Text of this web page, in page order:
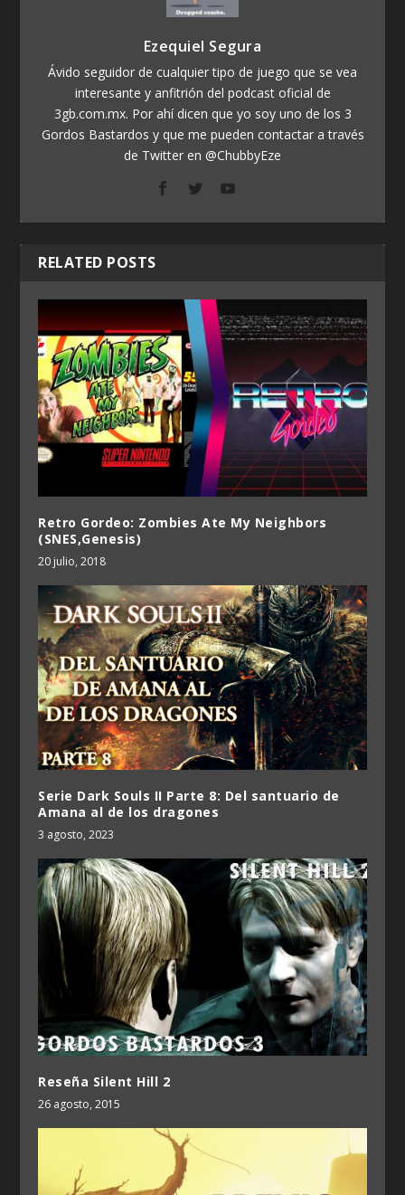
Ezequiel Segura
Ávido seguidor de cualquier tipo de juego que se vea
interesante y anfitrión del podcast oficial de
3gb.com.mx. Por ahí dicen que yo soy uno de los 3
Gordos Bastardos y que me pueden contactar a través
de Twitter en @ChubbyEze
RELATED POSTS
Retro Gordeo: Zombies Ate My Neighbors
(SNES,Genesis)
20 julio, 2018
Serie Dark Souls II Parte 8: Del santuario de
Amana al de los dragones
3 agosto, 2023
Reseña Silent Hill 2
26 agosto, 2015